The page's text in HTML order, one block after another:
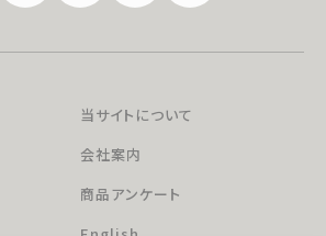
当サイトについて
会社案内
商品アンケート